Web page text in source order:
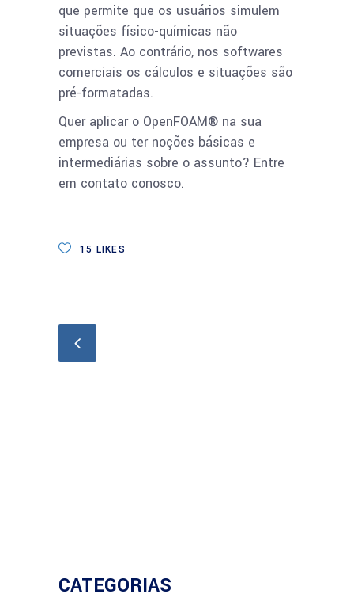
que permite que os usuários simulem
situações físico-químicas não
previstas. Ao contrário, nos softwares
comerciais os cálculos e situações são
pré-formatadas.
Quer aplicar o OpenFOAM® na sua
empresa ou ter noções básicas e
intermediárias sobre o assunto? Entre
em contato conosco.
15 LIKES
CATEGORIAS